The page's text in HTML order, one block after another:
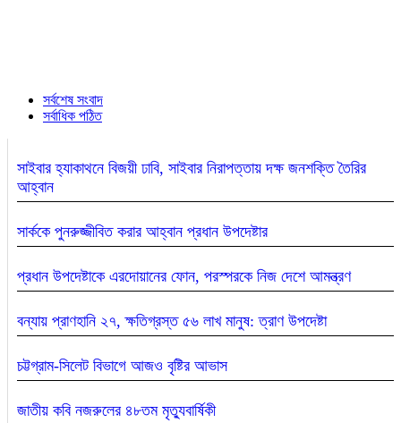
সর্বশেষ সংবাদ
সর্বাধিক পঠিত
সাইবার হ্যাকাথনে বিজয়ী ঢাবি, সাইবার নিরাপত্তায় দক্ষ জনশক্তি তৈরির
আহ্বান
সার্ককে পুনরুজ্জীবিত করার আহ্বান প্রধান উপদেষ্টার
প্রধান উপদেষ্টাকে এরদোয়ানের ফোন, পরস্পরকে নিজ দেশে আমন্ত্রণ
বন্যায় প্রাণহানি ২৭, ক্ষতিগ্রস্ত ৫৬ লাখ মানুষ: ত্রাণ উপদেষ্টা
চট্টগ্রাম-সিলেট বিভাগে আজও বৃষ্টির আভাস
জাতীয় কবি নজরুলের ৪৮তম মৃত্যুবার্ষিকী